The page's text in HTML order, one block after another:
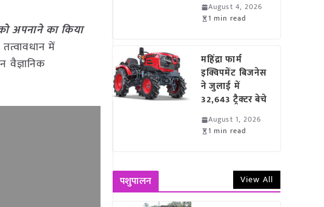
अपनाने का किया
में
वैज्ञानिक
August 4, 2026
1 min read
महिंद्रा फार्म
इक्विपमेंट बिजनेस
ने जुलाई में
32,643 ट्रैक्टर बेचे
August 1, 2026
1 min read
पशुपालन View All